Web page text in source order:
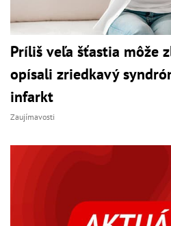
Príliš veľa šťastia môže
opísali zriedkavý
infarkt
Zaujímavosti